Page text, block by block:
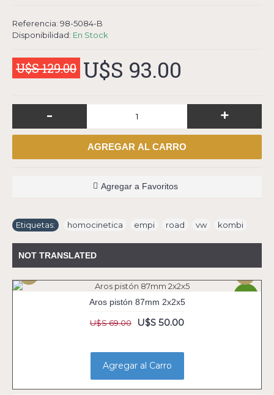
Referencia: 98-5084-B
Disponibilidad: En Stock
U$S 129.00 U$S 93.00
- +
AGREGAR AL CARRO
Agregar a Favoritos
Etiquetas: homocinetica empi road vw kombi
NOT TRANSLATED
Aros pistón 87mm 2x2x5
U$S 69.00 U$S 50.00
Agregar al Carro